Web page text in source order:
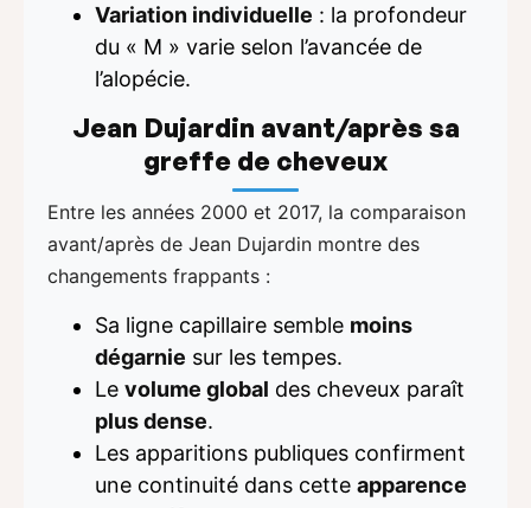
Variation individuelle : la profondeur
du « M » varie selon l’avancée de
l’alopécie.
Jean Dujardin avant/après sa
greffe de cheveux
Entre les années 2000 et 2017, la comparaison
avant/après de Jean Dujardin montre des
changements frappants :
Sa ligne capillaire semble moins
dégarnie sur les tempes.
Le volume global des cheveux paraît
plus dense.
Les apparitions publiques confirment
une continuité dans cette apparence